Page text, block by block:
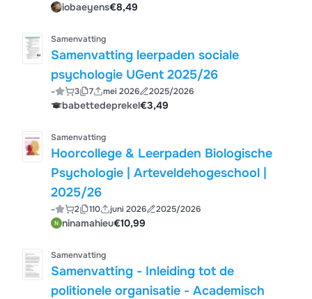
iobaeyens€8,49
Samenvatting
Samenvatting leerpaden sociale
psychologie UGent 2025/26
- 3 7 mei 2026 2025/2026
babettedeprekel€3,49
Samenvatting
Hoorcollege & Leerpaden Biologische
Psychologie | Arteveldehogeschool |
2025/26
- 2 110 juni 2026 2025/2026
ninamahieu€10,99
Samenvatting
Samenvatting - Inleiding tot de
politionele organisatie - Academisch